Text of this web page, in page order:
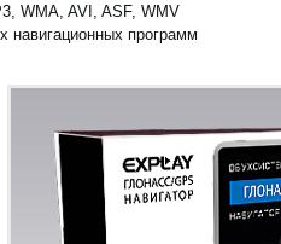
WMA, AVI, ASF, WMV
навигационных программ